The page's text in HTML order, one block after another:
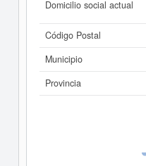
Domicilio social actual
Código Postal
Municipio
Provincia